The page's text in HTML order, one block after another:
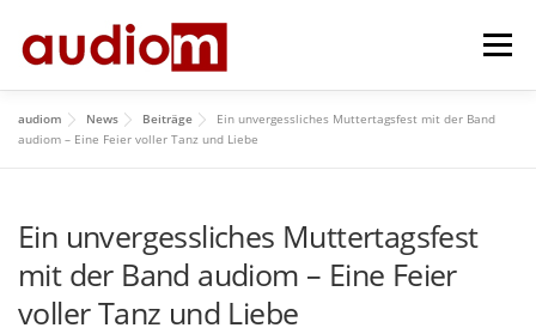
Inhalt
springen
Menü
HOME AKTUELL ÜBER UNS
HISTORY IMPRESSUM GÄSTEBUCH
audiom News Beiträge
Ein unvergessliches Muttertagsfest mit der Band
audiom – Eine Feier voller Tanz und Liebe
Ein unvergessliches Muttertagsfest
mit der Band audiom – Eine Feier
voller Tanz und Liebe